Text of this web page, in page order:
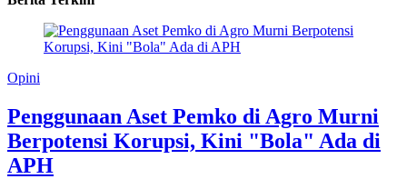
Opini
Penggunaan Aset Pemko di Agro Murni
Berpotensi Korupsi, Kini "Bola" Ada di
APH